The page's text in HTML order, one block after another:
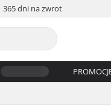
365 dni na zwrot